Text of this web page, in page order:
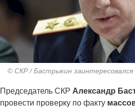
© СКР / Бастрыкин
Председатель СКР Александр
провести проверку по факту